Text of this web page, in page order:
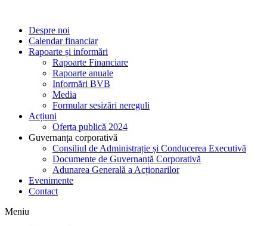
Despre noi
Calendar financiar
Rapoarte și informări
Rapoarte Financiare
Rapoarte anuale
Informări BVB
Media
Formular sesizări nereguli
Acțiuni
Oferta publică 2024
Guvernanța corporativă
Consiliul de Administrație și Conducerea Executivă
Documente de Guvernanță Corporativă
Adunarea Generală a Acționarilor
Evenimente
Contact
Meniu